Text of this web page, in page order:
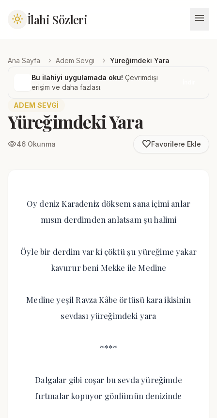
light_mode İlahi Sözleri menu
Ana Sayfa chevron_right Adem Sevgi chevron_right Yüreğimdeki Yara
Bu ilahiyi uygulamada oku! Çevrimdışı
erişim ve daha fazlası.
ADEM SEVGI
Yüreğimdeki Yara
visibility46 Okunma favorite_borderFavorilere Ekle
Oy deniz Karadeniz döksem sana içimi anlar
mısın derdimden anlatsam şu halimi
Öyle bir derdim var ki çöktü şu yüreğime yakar
kavurur beni Mekke ile Medine
Medine yeşil Ravza Kâbe örtüsü kara ikisinin
sevdası yüreğimdeki yara
****
Dalgalar gibi coşar bu sevda yüreğimde
fırtınalar kopuyor gönlümün denizinde